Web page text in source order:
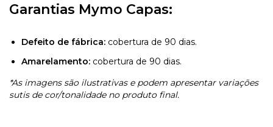
Garantias Mymo Capas:
Defeito de fábrica: cobertura de 90 dias.
Amarelamento: cobertura de 90 dias.
*As imagens são ilustrativas e podem apresentar variações
sutis de cor/tonalidade no produto final.